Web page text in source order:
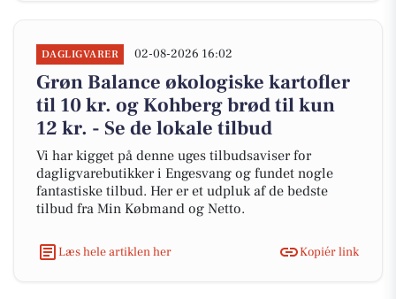
DAGLIGVARER 02-08-2026 16:02
Grøn Balance økologiske kartofler
til 10 kr. og Kohberg brød til kun
12 kr. - Se de lokale tilbud
Vi har kigget på denne uges tilbudsaviser for
dagligvarebutikker i Engesvang og fundet nogle
fantastiske tilbud. Her er et udpluk af de bedste
tilbud fra Min Købmand og Netto.
Læs hele artiklen her Kopiér link